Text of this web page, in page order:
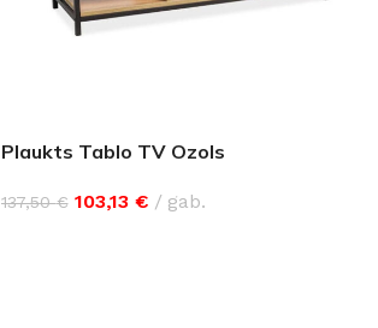
Plaukts Tablo TV Ozols
137,50€ 103,13 € gab.